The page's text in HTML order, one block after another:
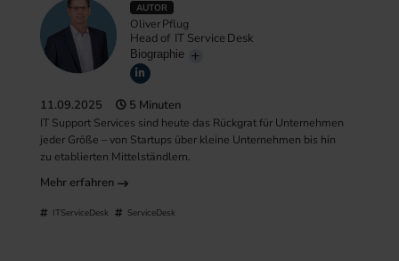
AUTOR
Oliver Pflug
Head of IT Service Desk
Biographie
11.09.2025 5 Minuten
IT Support Services sind heute das Rückgrat für Unternehmen
jeder Größe – von Startups über kleine Unternehmen bis hin
zu etablierten Mittelständlern.
Mehr erfahren
ITServiceDesk ServiceDesk